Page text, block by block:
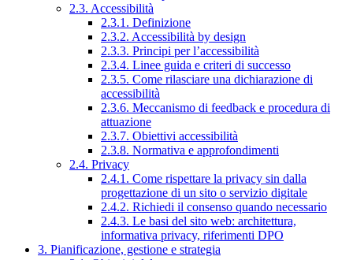
2.3. Accessibilità
2.3.1. Definizione
2.3.2. Accessibilità by design
2.3.3. Principi per l’accessibilità
2.3.4. Linee guida e criteri di successo
2.3.5. Come rilasciare una dichiarazione di
accessibilità
2.3.6. Meccanismo di feedback e procedura di
attuazione
2.3.7. Obiettivi accessibilità
2.3.8. Normativa e approfondimenti
2.4. Privacy
2.4.1. Come rispettare la privacy sin dalla
progettazione di un sito o servizio digitale
2.4.2. Richiedi il consenso quando necessario
2.4.3. Le basi del sito web: architettura,
informativa privacy, riferimenti DPO
3. Pianificazione, gestione e strategia